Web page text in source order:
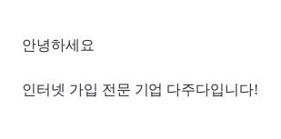
안녕하세요
인터넷 가입 전문 기업 다주다입니다!